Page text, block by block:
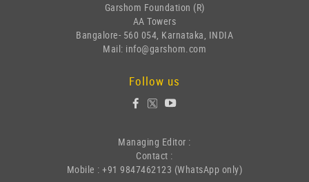
Garshom Foundation (R)
AA Towers
Bangalore- 560 054, Karnataka, INDIA
Mail: info@garshom.com
Follow us
Managing Editor :
Contact :
Mobile : +91 9847462123 (WhatsApp only)